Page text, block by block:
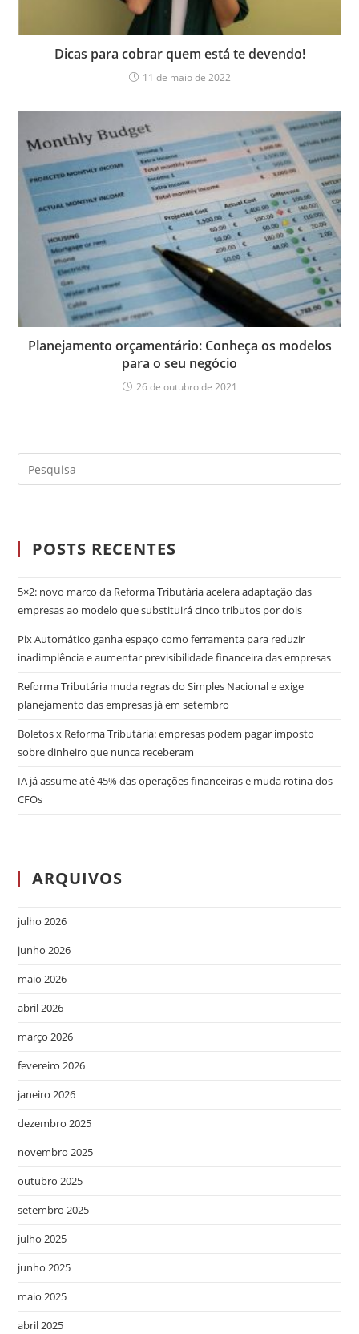
Dicas para cobrar quem está te devendo!
11 de maio de 2022
Planejamento orçamentário: Conheça os modelos
para o seu negócio
26 de outubro de 2021
POSTS RECENTES
5×2: novo marco da Reforma Tributária acelera adaptação das
empresas ao modelo que substituirá cinco tributos por dois
Pix Automático ganha espaço como ferramenta para reduzir
inadimplência e aumentar previsibilidade financeira das empresas
Reforma Tributária muda regras do Simples Nacional e exige
planejamento das empresas já em setembro
Boletos x Reforma Tributária: empresas podem pagar imposto
sobre dinheiro que nunca receberam
IA já assume até 45% das operações financeiras e muda rotina dos
CFOs
ARQUIVOS
julho 2026
junho 2026
maio 2026
abril 2026
março 2026
fevereiro 2026
janeiro 2026
dezembro 2025
novembro 2025
outubro 2025
setembro 2025
julho 2025
junho 2025
maio 2025
abril 2025